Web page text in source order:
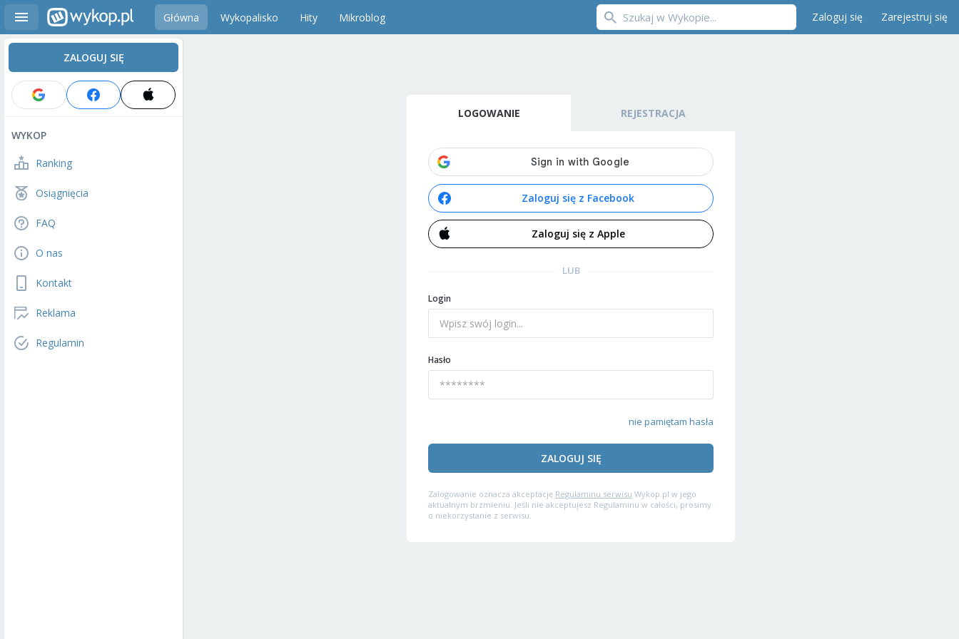
Główna Wykopalisko Hity Mikroblog Zaloguj się Zarejestruj się
ZALOGUJ SIĘ
WYKOP
Ranking
Osiągnięcia
FAQ
O nas
Kontakt
Reklama
Regulamin
LOGOWANIE REJESTRACJA
Zaloguj się z Facebook
Zaloguj się z Apple
LUB
Login
Hasło
nie pamiętam hasła
ZALOGUJ SIĘ
Zalogowanie oznacza akceptację Regulaminu serwisu Wykop.pl w jego
aktualnym brzmieniu. Jeśli nie akceptujesz Regulaminu w całości, prosimy
o niekorzystanie z serwisu.